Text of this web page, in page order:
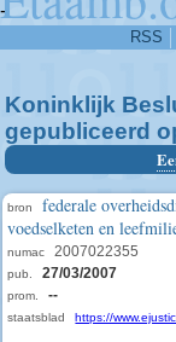
-
RSS
Koninklijk
gepubliceerd
bron
federale
voedselketen en
numac 2007022355
pub. 27/03/2007
prom. --
staatsblad https://